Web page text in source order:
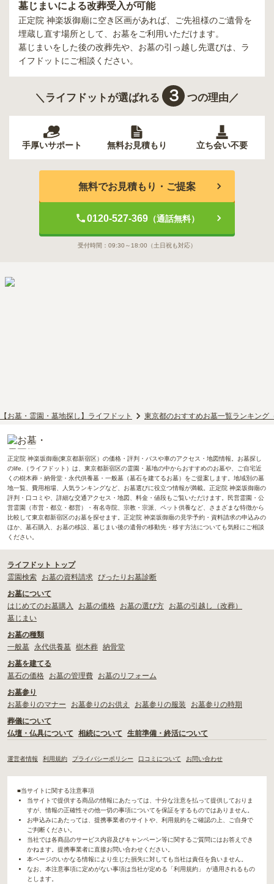
墓じまいによる改葬受入が可能
正定院 神楽坂御廟に空き区画があれば、ご先祖様のご遺骨を
埋蔵し直す場所として、お墓をご利用いただけます。
墓じまいをした後の改葬先や、お墓の引っ越し先選びは、ラ
イフドットにご相談ください。
＼ライフドットが選ばれる ３ つの理由／
手厚いサポート 無料お見積もり 立ち会い不要
無料でお見積もり・ご提案
0120-527-369（通話無料）
受付時間： 09:30～18:00 （土日祝も対応）
【お墓・霊園・墓地探し】ライフドット 東京都のおすすめお墓一覧ランキング
正定院 神楽坂御廟(東京都新宿区）の価格・評判・バスや車のアクセス・地図情報。お墓探し
のlife.（ライフドット）は、東京都新宿区の霊園・墓地の中からおすすめのお墓や、ご自宅近
くの樹木葬・納骨堂・永代供養墓・一般墓（墓石を建てるお墓）をご提案します。地域別の墓
地一覧、費用相場、人気ランキングなど、お墓選びに役立つ情報が満載。正定院 神楽坂御廟の
評判・口コミや、詳細な交通アクセス・地図、料金・値段もご覧いただけます。民営霊園・公
営霊園（市営・都立・都営）・有名寺院、宗教・宗派、ペット供養など、さまざまな特徴から
比較して東京都新宿区のお墓を探せます。正定院 神楽坂御廟の見学予約・資料請求の申込みの
ほか、墓石購入、お墓の移設、墓じまい後の遺骨の移動先・移す方法についても気軽にご相談
ください。
ライフドット トップ
霊園検索
お墓の資料請求 ぴったりお墓診断
お墓について
はじめてのお墓購入
お墓の価格 お墓の選び方
お墓の引越し（改葬）
墓じまい
お墓の種類
一般墓
永代供養墓 樹木葬 納骨堂
お墓を建てる
墓石の価格
お墓の管理費
お墓のリフォーム
お墓参り
お墓参りのマナー
お墓参りのお供え お墓参りの服装
お墓参りの時期
葬儀について
仏壇・仏具について
相続について 生前準備・終活について
運営者情報 利用規約 プライバシーポリシー 口コミについて お問い合わせ
■当サイトに関する注意事項
当サイトで提供する商品の情報にあたっては、十分な注意を払って提供しておりま
すが、情報の正確性その他一切の事項についてを保証をするものではありません。
お申込みにあたっては、提携事業者のサイトや、利用規約をご確認の上、ご自身で
ご判断ください。
当社では各商品のサービス内容及びキャンペーン等に関するご質問にはお答えでき
かねます。提携事業者に直接お問い合わせください。
本ページのいかなる情報により生じた損失に対しても当社は責任を負いません。
なお、本注意事項に定めがない事項は当社が定める「利用規約」 が適用されるもの
とします。